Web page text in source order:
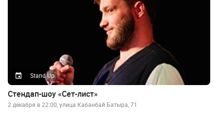
Stand Up
Стендап-шоу «Сет-лист»
2 декабря в 22:00, улица Кабанбай Батыра, 71